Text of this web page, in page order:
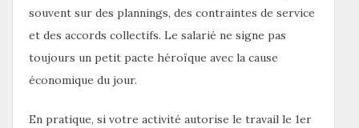
souvent sur des plannings, des contraintes de service
et des accords collectifs. Le salarié ne signe pas
toujours un petit pacte héroïque avec la cause
économique du jour.
En pratique, si votre activité autorise le travail le 1er